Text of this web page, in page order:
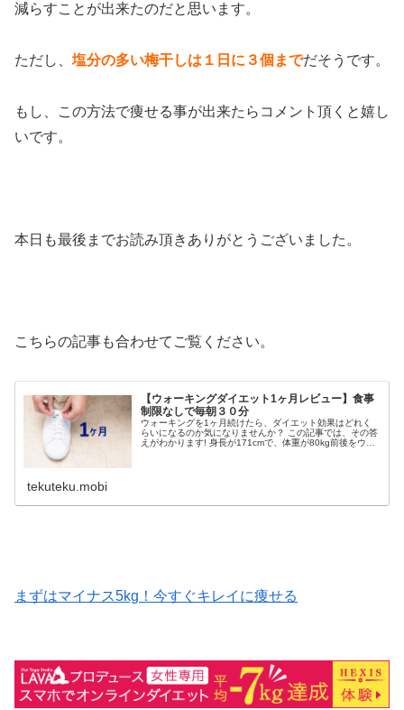
減らすことが出来たのだと思います。
ただし、 塩分の多い梅干しは１日に３個までだそうです。
もし、この方法で痩せる事が出来たらコメント頂くと嬉し
いです。
本日も最後までお読み頂きありがとうございました。
こちらの記事も合わせてご覧ください。
【ウォーキングダイエット1ヶ月レビュー】食事
制限なしで毎朝３０分
ウォーキングを1ヶ月続けたら、ダイエット効果はどれく
らいになるのか気になりませんか？ この記事では、その答
えがわかります! 身長が171cmで、体重が80kg前後をウロ
tekuteku.mobi
まずはマイナス5kg！今すぐキレイに痩せる